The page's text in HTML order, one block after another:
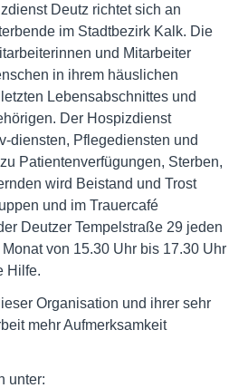
Deutz richtet sich an
im Stadtbezirk Kalk. Die
und Mitarbeiter
in ihrem häuslichen
Lebensabschnittes und
Der Hospizdienst
diensten, Pflegediensten und
Patientenverfügungen, Sterben,
wird Beistand und Trost
und im Trauercafé
Deutzer Tempelstraße 29 jeden
von 15.30 Uhr bis 17.30 Uhr
Hilfe.
Organisation und ihrer sehr
mehr Aufmerksamkeit
unter: